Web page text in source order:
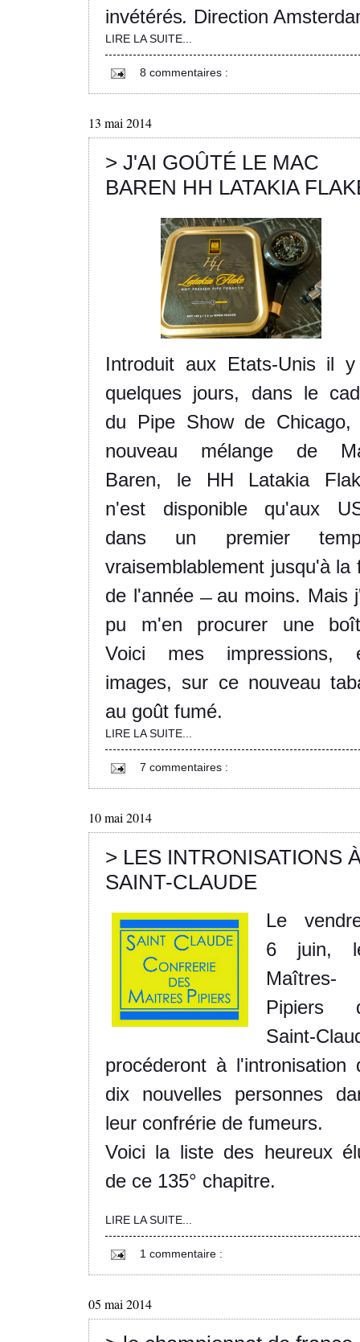
invétérés. Direction
LIRE LA SUITE...
8 commentaires :
13 mai 2014
> J'AI GOÛTÉ LE MAC
BAREN HH LATAKIA
Introduit aux Etats-Unis il
quelques jours, dans le
du Pipe Show de Chicago,
nouveau mélange de
Baren, le HH Latakia
n'est disponible qu'aux
dans un premier
vraisemblablement jusqu'à la
de l'année — au moins. Mais
pu m'en procurer une
Voici mes impressions,
images, sur ce nouveau
au goût fumé.
LIRE LA SUITE...
7 commentaires :
10 mai 2014
> LES INTRONISATIONS
SAINT-CLAUDE
Le
6 juin,
Maîtres-
Pipiers
Saint-
procéderont à l'intronisation
dix nouvelles personnes
leur confrérie de fumeurs.
Voici la liste des heureux
de ce 135° chapitre.
LIRE LA SUITE...
1 commentaire :
05 mai 2014